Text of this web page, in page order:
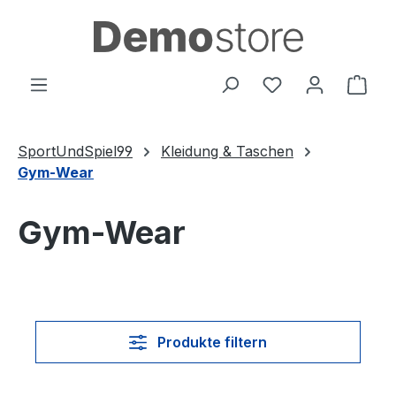
Zum Hauptinhalt springen
Du hast 0
SportUndSpiel99
Kleidung & Taschen
Gym-Wear
Gym-Wear
Produkte filtern